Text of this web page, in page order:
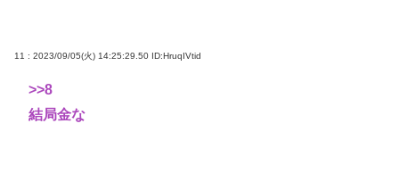
11 : 2023/09/05(火) 14:25:29.50 ID:HruqIVtid
>>8
結局金な